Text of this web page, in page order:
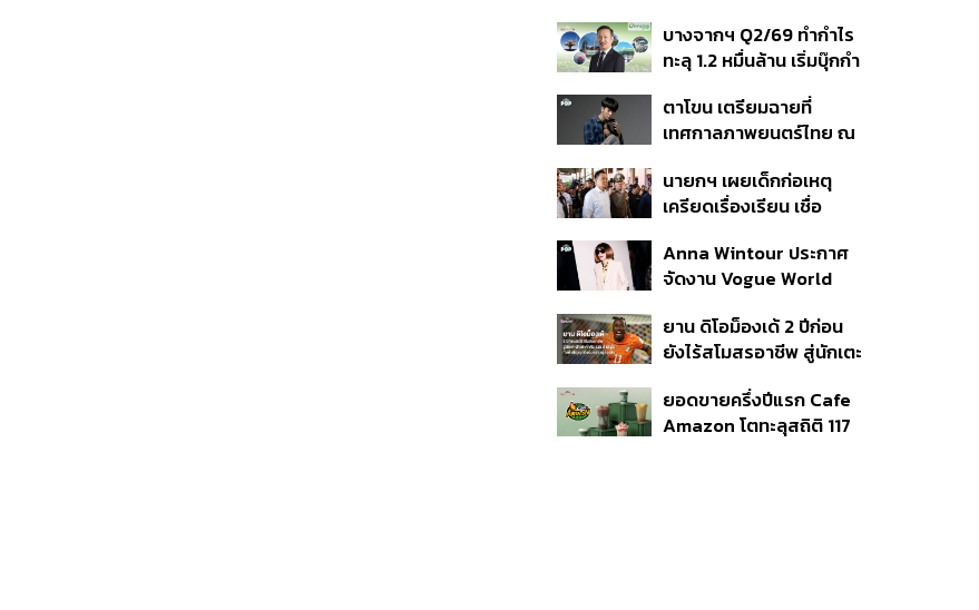
เนื่อง ประเมินปล่อยตัว
บางจากฯ Q2/69 ทำกำไร
ทะลุ 1.2 หมื่นล้าน เริ่มบุ๊กกำ
แรก หนุนรายได้ครึ่งปีทะลุ
3.2 แสนล้าน
ตาโขน เตรียมฉายที่
เทศกาลภาพยนตร์ไทย ณ
นายกฯ เผยเด็กก่อเหตุ
เครียดเรื่องเรียน เชื่อ
กระสุนอีกกว่า 30 นัด หาก
ไม่จบชีวิตตัวเองอาจสูญ
Anna Wintour ประกาศ
จัดงาน Vogue World
ยาน ดิโอม็องเด้ 2 ปีก่อน
ยังไร้สโมสรอาชีพ สู่นักเตะ
สัญญาถึงน้องสาวผู้ล่วง
ลับ
ยอดขายครึ่งปีแรก Cafe
Amazon โตทะลุสถิติ 117